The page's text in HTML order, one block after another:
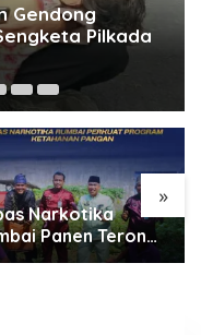
Gendong
Pilkada
»
Narkotika
Panen Terong,
Nyata Dukung